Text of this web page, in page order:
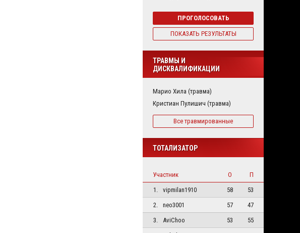
ПРОГОЛОСОВАТЬ
ПОКАЗАТЬ РЕЗУЛЬТАТЫ
ТРАВМЫ И
ДИСКВАЛИФИКАЦИИ
Марио Хила (травма)
Кристиан Пулишич (травма)
Все травмированные
ТОТАЛИЗАТОР
Участник О
П
1.
vipmilan1910 58
53
2.
neo3001 57
47
3.
AviChoo 53
55